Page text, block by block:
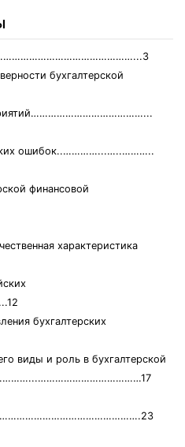
бухгалтерской
ошибок..…………...…..………..
финансовой
характеристика
бухгалтерских
виды и роль в бухгалтерской